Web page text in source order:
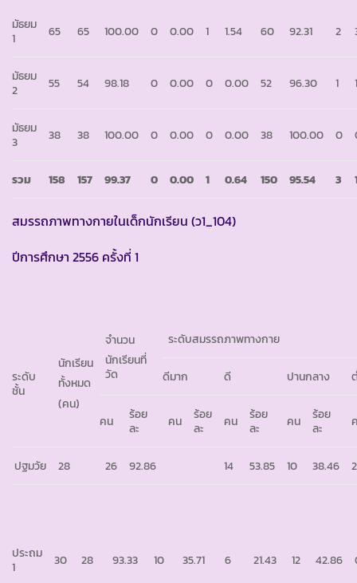
มัธยม
1
65 65 100.00 0 0.00 1 1.54 60 92.31 2
มัธยม
2
55 54 98.18 0 0.00 0 0.00 52 96.30 1
มัธยม
3
38 38 100.00 0 0.00 0 0.00 38 100.00 0
รวม 158 157 99.37 0 0.00 1 0.64 150 95.54 3
สมรรถภาพทางกายในเด็กนักเรียน (ว1_104)
ปีการศึกษา 2556 ครั้งที่ 1
ระดับ
ชั้น
นักเรียน
ทั้งหมด
(คน)
จำนวน
นักเรียนที่
วัด
ระดับสมรรถภาพทางกาย
ดีมาก ดี ปานกลาง
คน
ร้อย
ละ
คน
ร้อย
ละ
คน
ร้อย
ละ
คน
ร้อย
ละ
ปฐมวัย 28 26 92.86 14 53.85 10 38.46 2
ประถม
1
30 28 93.33 10 35.71 6 21.43 12 42.86